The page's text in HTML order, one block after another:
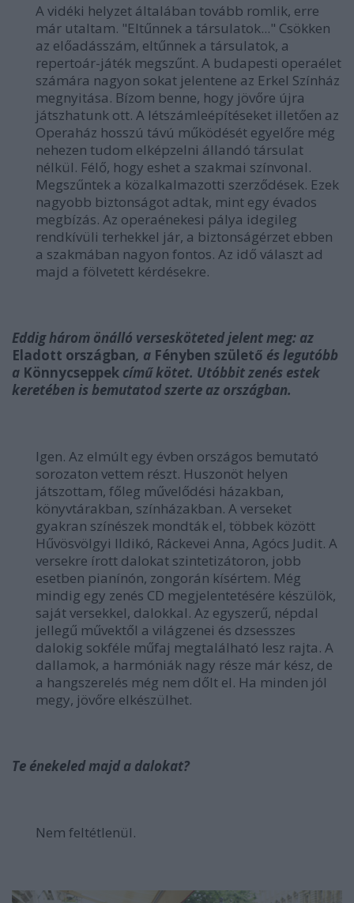
A vidéki helyzet általában tovább romlik, erre
már utaltam. "Eltűnnek a társulatok..." Csökken
az előadásszám, eltűnnek a társulatok, a
repertoár-játék megszűnt. A budapesti operaélet
számára nagyon sokat jelentene az Erkel Színház
megnyitása. Bízom benne, hogy jövőre újra
játszhatunk ott. A létszámleépítéseket illetően az
Operaház hosszú távú működését egyelőre még
nehezen tudom elképzelni állandó társulat
nélkül. Félő, hogy eshet a szakmai színvonal.
Megszűntek a közalkalmazotti szerződések. Ezek
nagyobb biztonságot adtak, mint egy évados
megbízás. Az operaénekesi pálya idegileg
rendkívüli terhekkel jár, a biztonságérzet ebben
a szakmában nagyon fontos. Az idő választ ad
majd a fölvetett kérdésekre.
Eddig három önálló versesköteted jelent meg: az
Eladott országban, a Fényben születő és legutóbb
a Könnycseppek című kötet. Utóbbit zenés estek
keretében is bemutatod szerte az országban.
Igen. Az elmúlt egy évben országos bemutató
sorozaton vettem részt. Huszonöt helyen
játszottam, főleg művelődési házakban,
könyvtárakban, színházakban. A verseket
gyakran színészek mondták el, többek között
Hűvösvölgyi Ildikó, Ráckevei Anna, Agócs Judit. A
versekre írott dalokat szintetizátoron, jobb
esetben pianínón, zongorán kísértem. Még
mindig egy zenés CD megjelentetésére készülök,
saját versekkel, dalokkal. Az egyszerű, népdal
jellegű művektől a világzenei és dzsesszes
dalokig sokféle műfaj megtalálható lesz rajta. A
dallamok, a harmóniák nagy része már kész, de
a hangszerelés még nem dőlt el. Ha minden jól
megy, jövőre elkészülhet.
Te énekeled majd a dalokat?
Nem feltétlenül.